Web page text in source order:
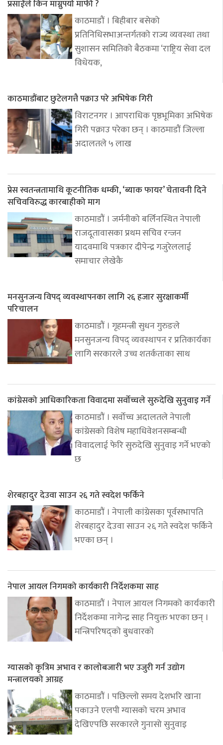
प्रसाईंले किन माग्नुपर्यो माफी ?
काठमाडौं । बिहीबार बसेको
प्रतिनिधिसभाअन्तर्गतको राज्य व्यवस्था तथा
सुशासन समितिको बैठकमा ‘राष्ट्रिय सेवा दल
विधेयक,
काठमाडौंबाट छुटेलगत्तै पक्राउ परे अभिषेक गिरी
विराटनगर । आपराधिक पृष्ठभूमिका अभिषेक
गिरी पक्राउ परेका छन् । काठमाडौं जिल्ला
अदालतले ५ लाख
प्रेस स्वतन्त्रतामाथि कूटनीतिक धम्की, ‘ब्याक फायर’ चेतावनी दिने
सचिवविरुद्ध कारबाहीको माग
काठमाडौं । जर्मनीको बर्लिनस्थित नेपाली
राजदूतावासका प्रथम सचिव रन्जन
यादवमाथि पत्रकार दीपेन्द्र गजुरेललाई
समाचार लेखेकै
मनसुनजन्य विपद् व्यवस्थापनका लागि २६ हजार सुरक्षाकर्मी
परिचालन
काठमाडौं । गृहमन्त्री सुधन गुरुङले
मनसुनजन्य विपद् व्यवस्थापन र प्रतिकार्यका
लागि सरकारले उच्च शतर्कताका साथ
कांग्रेसको आधिकारिकता विवादमा सर्वोच्चले सुरुदेखि सुनुवाइ गर्ने
काठमाडौं । सर्वोच्च अदालतले नेपाली
कांग्रेसको विशेष महाधिवेशनसम्बन्धी
विवादलाई फेरि सुरुदेखि सुनुवाइ गर्ने भएको
छ
शेरबहादुर देउवा साउन २६ गते स्वदेश फर्किने
काठमाडौं । नेपाली कांग्रेसका पूर्वसभापति
शेरबहादुर देउवा साउन २६ गते स्वदेश फर्किने
भएका छन् ।
नेपाल आयल निगमको कार्यकारी निर्देशकमा साह
काठमाडौं । नेपाल आयल निगमको कार्यकारी
निर्देशकमा नागेन्द्र साह नियुक्त भएका छन् ।
मन्त्रिपरिषद्को बुधवारको
ग्यासको कृत्रिम अभाव र कालोबजारी भए उजुरी गर्न उद्योग
मन्त्रालयको आग्रह
काठमाडौं । पछिल्लो समय देशभरि खाना
पकाउने एलपी ग्यासको चरम अभाव
देखिएपछि सरकारले गुनासो सुनुवाइ